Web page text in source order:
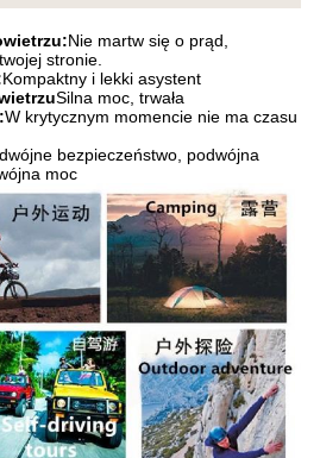
Nie martw się o prąd,
stronie.
Kompaktny i lekki asystent
Silna moc, trwała
W krytycznym momencie nie ma czasu
bezpieczeństwo, podwójna
moc